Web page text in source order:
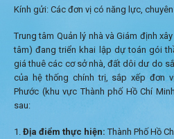
Kính gửi: Các đơn vị có năng lực,
Trung tâm Quản lý nhà và Giám định
tâm) đang triển khai lập dự toán gói
giá thuê các cơ sở nhà, đất dôi dư do
của hệ thống chính trị, sắp xếp đơn
Phước (khu vực Thành phố Hồ Chí
sau:
Địa điểm thực hiện:Thành Phố Hồ